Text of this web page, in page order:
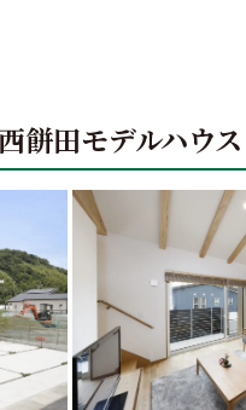
餅田モデルハウス